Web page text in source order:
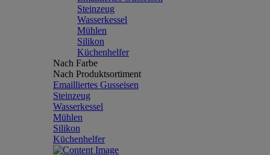
Steinzeug
Wasserkessel
Mühlen
Silikon
Küchenhelfer
Nach Farbe
Nach Produktsortiment
Emailliertes Gusseisen
Steinzeug
Wasserkessel
Mühlen
Silikon
Küchenhelfer